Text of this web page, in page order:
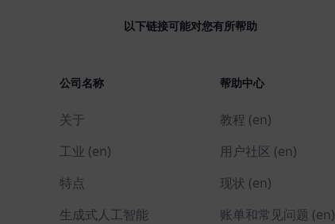
以下链接可能对您有所帮助
公司名称
关于
工业 (en)
特点
生成式人工智能
帮助中心
教程 (en)
用户社区 (en)
现状 (en)
账单和常见问题 (en)